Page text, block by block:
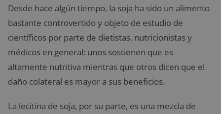
Desde hace algún tiempo, la soja ha sido un alimento
bastante controvertido y objeto de estudio de
científicos por parte de dietistas, nutricionistas y
médicos en general: unos sostienen que es
altamente nutritiva mientras que otros dicen que el
daño colateral es mayor a sus beneficios.
La lecitina de soja, por su parte, es una mezcla de